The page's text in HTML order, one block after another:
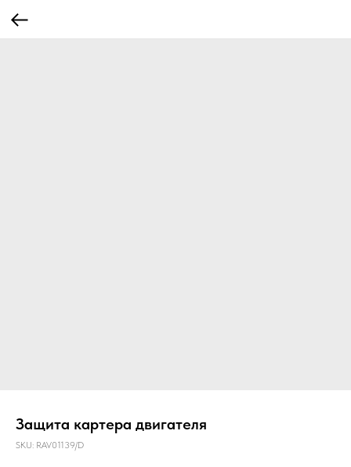
Защита картера двигателя
SKU: RAV01139/D